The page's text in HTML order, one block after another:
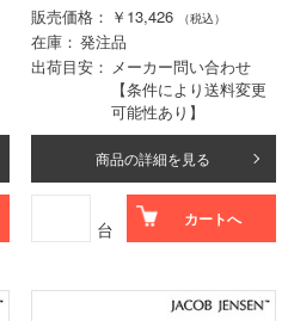
販売価格
￥13,426 （税込）
在庫
発注品
出荷目安
メーカー問い合わせ
【条件により送料変更
可能性あり】
商品の詳細を見る
台 カートへ